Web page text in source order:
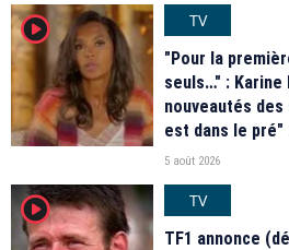
player2
TV
"Pour la
seuls…" : Karine
nouveautés des
est dans le pré"
5 août 2026
player2
TV
TF1 annonce